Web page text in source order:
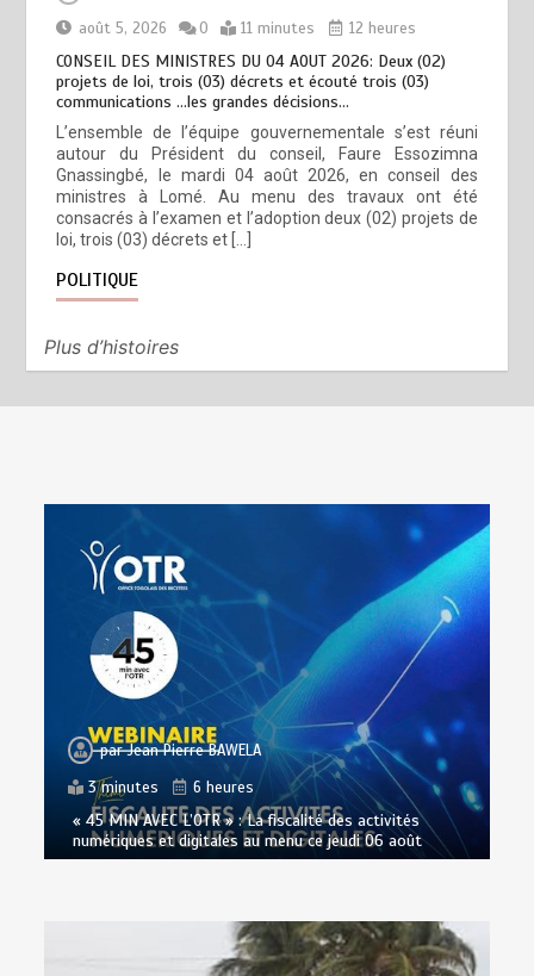
août 5, 2026
0 11 minutes 12 heures
CONSEIL DES MINISTRES DU 04 AOUT 2026: Deux (02)
projets de loi, trois (03) décrets et écouté trois (03)
communications …les grandes décisions…
L’ensemble de l’équipe gouvernementale s’est réuni
autour du Président du conseil, Faure Essozimna
Gnassingbé, le mardi 04 août 2026, en conseil des
ministres à Lomé. Au menu des travaux ont été
consacrés à l’examen et l’adoption deux (02) projets de
loi, trois (03) décrets et […]
POLITIQUE
Plus d’histoires
parJean Pierre BAWELA
3 minutes
6 heures
« 45 MIN AVEC L’OTR » : La fiscalité des activités
numériques et digitales au menu ce jeudi 06 août